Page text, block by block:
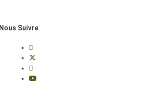
Nous Suivre